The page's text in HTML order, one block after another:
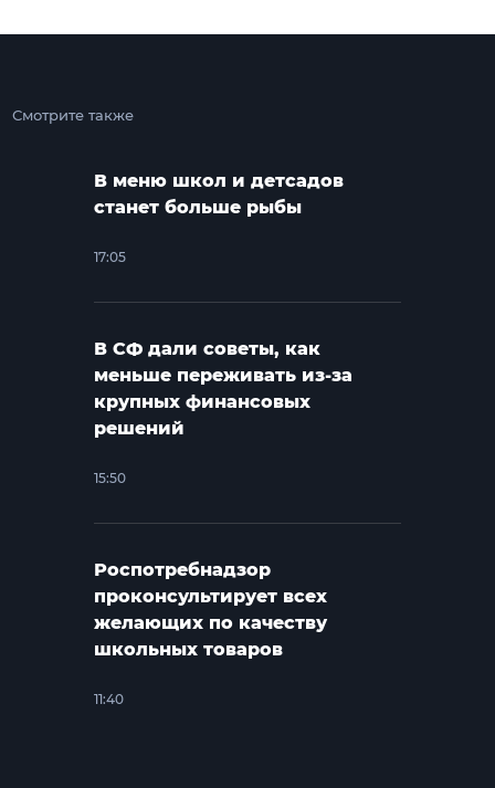
Смотрите также
В меню школ и детсадов
станет больше рыбы
17:05
В СФ дали советы, как
меньше переживать из-за
крупных финансовых
решений
15:50
Роспотребнадзор
проконсультирует всех
желающих по качеству
школьных товаров
11:40